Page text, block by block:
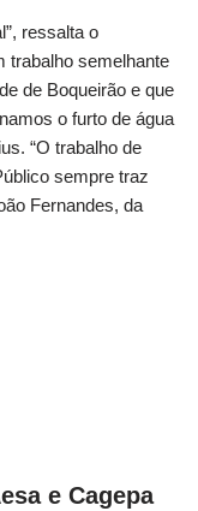
ressalta o
trabalho semelhante
de Boqueirão e que
o furto de água
“O trabalho de
sempre traz
Fernandes, da
e Cagepa